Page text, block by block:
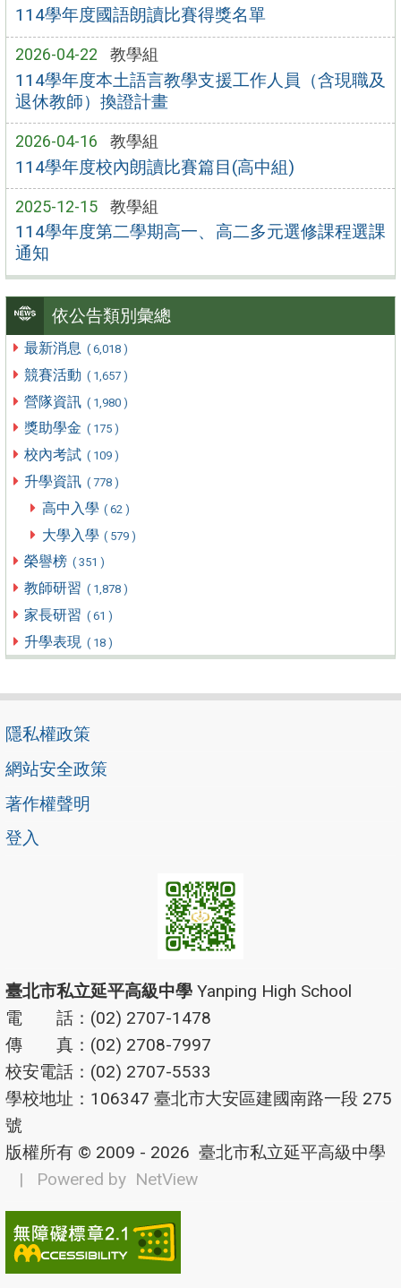
114學年度國語朗讀比賽得獎名單
2026-04-22 教學組
114學年度本土語言教學支援工作人員（含現職及
退休教師）換證計畫
2026-04-16 教學組
114學年度校內朗讀比賽篇目(高中組)
2025-12-15 教學組
114學年度第二學期高一、高二多元選修課程選課
通知
依公告類別彙總
最新消息 ( 6,018 )
競賽活動 ( 1,657 )
營隊資訊 ( 1,980 )
獎助學金 ( 175 )
校內考試 ( 109 )
升學資訊 ( 778 )
高中入學 ( 62 )
大學入學 ( 579 )
榮譽榜 ( 351 )
教師研習 ( 1,878 )
家長研習 ( 61 )
升學表現 ( 18 )
隱私權政策
網站安全政策
著作權聲明
登入
臺北市私立延平高級中學 Yanping High School
電 話：(02) 2707-1478
傳 真：(02) 2708-7997
校安電話：(02) 2707-5533
學校地址：106347 臺北市大安區建國南路一段 275
號
版權所有 © 2009 - 2026 臺北市私立延平高級中學
| Powered by NetView